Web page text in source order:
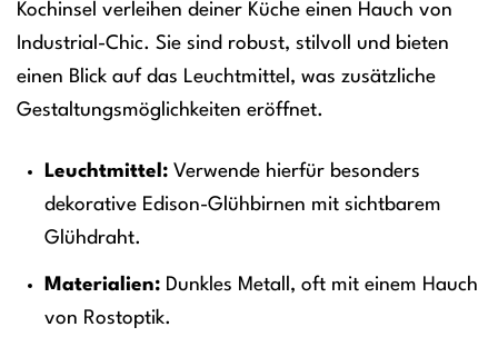
Kochinsel verleihen deiner Küche einen Hauch von
Industrial-Chic. Sie sind robust, stilvoll und bieten
einen Blick auf das Leuchtmittel, was zusätzliche
Gestaltungsmöglichkeiten eröffnet.
Leuchtmittel:Verwende hierfür besonders
dekorative Edison-Glühbirnen mit sichtbarem
Glühdraht.
Materialien:Dunkles Metall, oft mit einem Hauch
von Rostoptik.